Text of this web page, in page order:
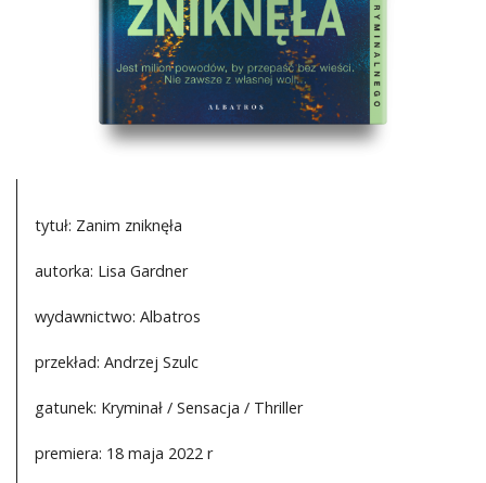
tytuł: Zanim zniknęła
autorka: Lisa Gardner
wydawnictwo: Albatros
przekład: Andrzej Szulc
gatunek: Kryminał / Sensacja / Thriller
premiera: 18 maja 2022 r